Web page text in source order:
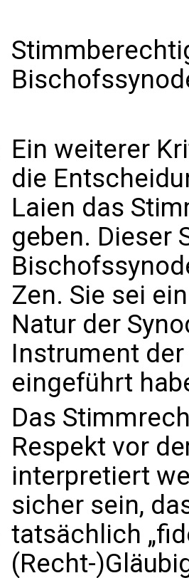
Ein weiterer
die
Laien das
geben. Dieser
Zen. Sie sei
Natur der
Instrument
eingeführt
Das
Respekt vor
interpretiert
sicher sein,
tatsächlich
(Recht-